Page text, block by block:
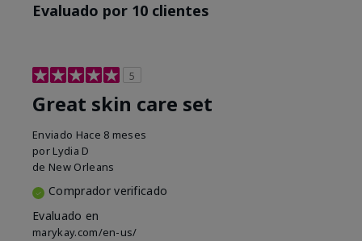
Evaluado por 10 clientes
5
Great skin care set
Enviado Hace 8 meses
por Lydia D
de New Orleans
Comprador verificado
Evaluado en
marykay.com/en-us/